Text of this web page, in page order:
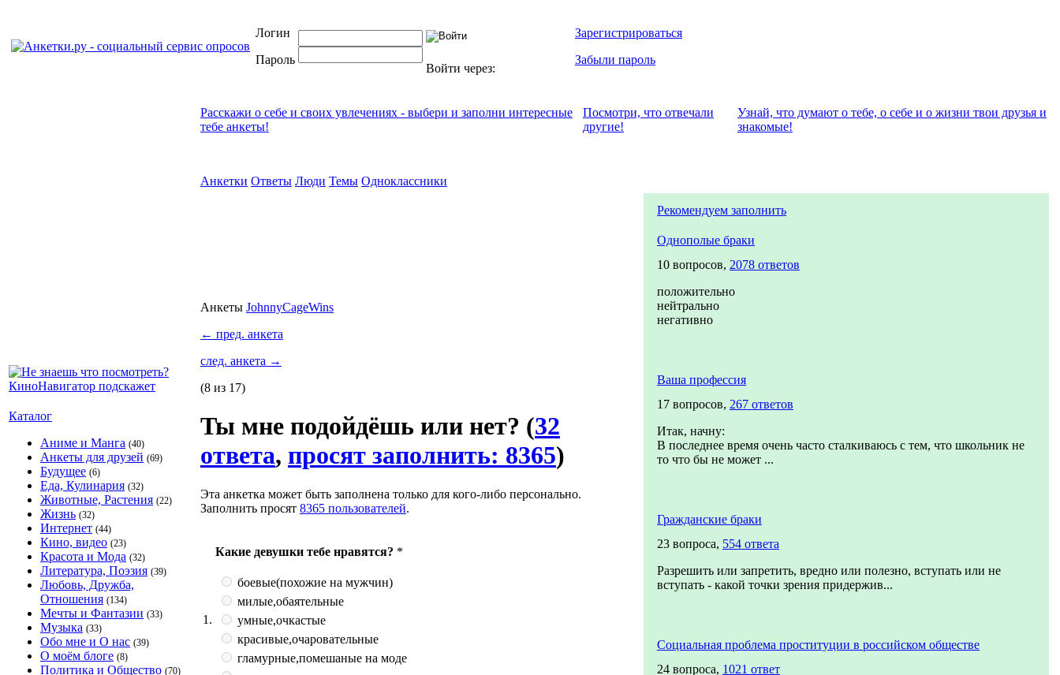
Логин
Пароль
Войти через:
Зарегистрироваться
Забыли пароль
Каталог
Аниме и Манга (40)
Анкеты для друзей (69)
Будущее (6)
Еда, Кулинария (32)
Животные, Растения (22)
Жизнь (32)
Интернет (44)
Кино, видео (23)
Красота и Мода (32)
Литература, Поэзия (39)
Любовь, Дружба,
Отношения (134)
Мечты и Фантазии (33)
Музыка (33)
Обо мне и О нас (39)
О моём блоге (8)
Политика и Общество (70)
Расскажи о себе и своих увлечениях - выбери и заполни интересные
тебе анкеты!
Посмотри, что отвeчали
другие!
Узнай, что думают о тебе, о себе и о жизни твои друзья и
знакомые!
Анкетки Ответы Люди Темы Одноклассники
Анкеты JohnnyCageWins
← пред. анкета
след. анкета →
(8 из 17)
Ты мне подойдёшь или нет? (32
ответа, просят заполнить: 8365)
Эта анкетка может быть заполнена только для кого-либо персонально.
Заполнить просят 8365 пользователей.
1.
Какие девушки тебе нравятся? *
боевые(похожие на мужчин)
милые,обаятельные
умные,очкастые
красивые,очаровательные
гламурные,помешаные на моде
Рекомендуем заполнить
Однополые браки
10 вопросов, 2078 ответов
положительно
нейтрально
негативно
Ваша профессия
17 вопросов, 267 ответов
Итак, начну:
В последнее время очень часто сталкиваюсь с тем, что школьник не
то что бы не может ...
Гражданские браки
23 вопроса, 554 ответа
Разрешить или запретить, вредно или полезно, вступать или не
вступать - какой точки зрения придержив...
Социальная проблема проституции в российском обществе
24 вопроса, 1021 ответ